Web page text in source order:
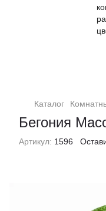
Каталог
Бегония
Артикул: 1596